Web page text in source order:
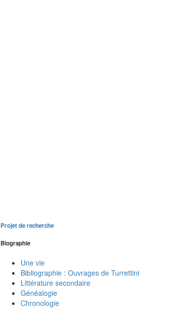
Projet de recherche
Biographie
Une vie
Bibliographie : Ouvrages de Turrettini
Littérature secondaire
Généalogie
Chronologie